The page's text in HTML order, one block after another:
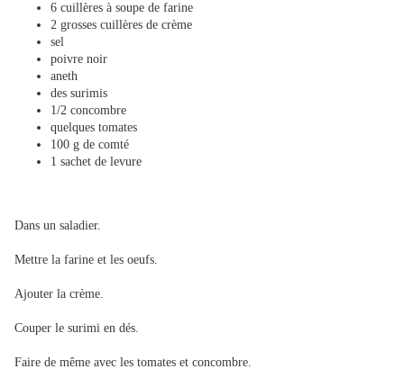
6 cuillères à soupe de farine
2 grosses cuillères de crème
sel
poivre noir
aneth
des surimis
1/2 concombre
quelques tomates
100 g de comté
1 sachet de levure
Dans un saladier.
Mettre la farine et les oeufs.
Ajouter la crème.
Couper le surimi en dés.
Faire de même avec les tomates et concombre.